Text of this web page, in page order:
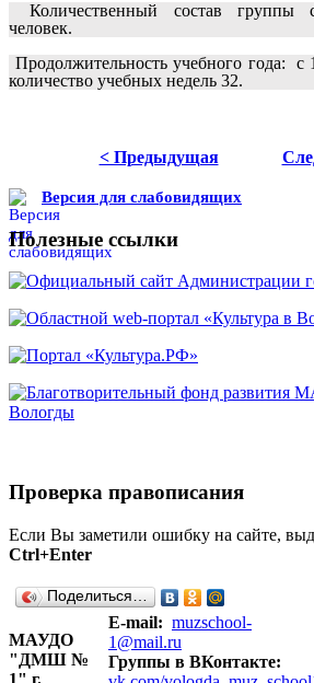
Количественный состав группы
человек.
Продолжительность учебного года: с
количество учебных недель 32.
< Предыдущая
Версия для слабовидящих
Полезные ссылки
Проверка правописания
Если Вы заметили ошибку на сайте,
Ctrl+Enter
Поделиться…
МАУДО
"ДМШ №
1" г.
E-mail: muzschool-
1@mail.ru
Группы в ВКонтакте: